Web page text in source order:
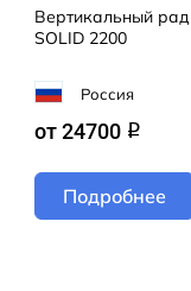
Вертикальный
SOLID 2200
Россия
от 24700 q
Подробнее